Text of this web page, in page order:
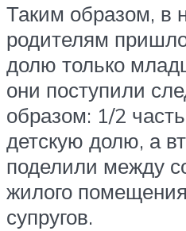
Таким образом, в
родителям
долю только
они поступили
образом: 1/2
детскую долю, а
поделили между
жилого
супругов.